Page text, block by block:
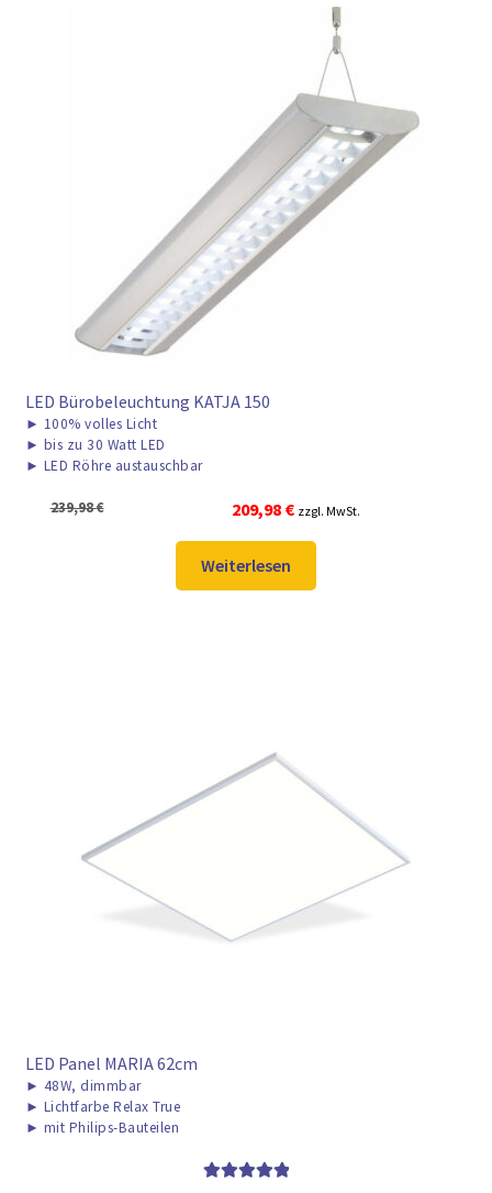
LED Bürobeleuchtung KATJA 150
► 100% volles Licht
► bis zu 30 Watt LED
► LED Röhre austauschbar
239,98€
Ursprünglicher
Preis
war:
239,98 €
209,98 €Aktueller
Preis
209,98 €.
zzgl. MwSt.
Weiterlesen
LED Panel MARIA 62cm
► 48W, dimmbar
► Lichtfarbe Relax True
► mit Philips-Bauteilen